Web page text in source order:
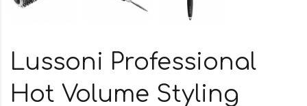
Lussoni Professional
Hot Volume Styling